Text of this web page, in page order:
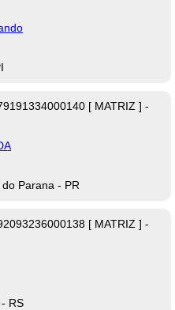
[ MATRIZ ] -
Parana - PR
[ MATRIZ ] -
RS